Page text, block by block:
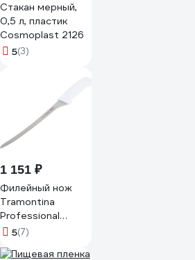
Стакан мерный,
0,5 л, пластик
Cosmoplast 2126
5(3)
1 151 ₽
Филейный нож
Tramontina
Professional
Master 20 см
5(7)